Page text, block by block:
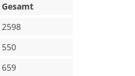
Gesamt
2598
550
659